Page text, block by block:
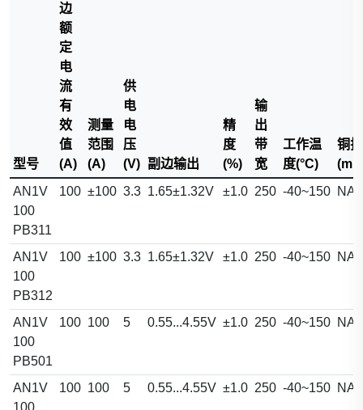
型号
边
额
定
电
流
有
效
值
(A)
测量
范围
(A)
供
电
电
压
(V) 副边输出
精
度
(%)
输
出
带
宽
工作温
度(°C)
铜排
AN1V
100
PB311
100 ±100 3.3 1.65±1.32V ±1.0 250 -40~150 NA
AN1V
100
PB312
100 ±100 3.3 1.65±1.32V ±1.0 250 -40~150 NA
AN1V
100
PB501
100 100 5 0.55...4.55V ±1.0 250 -40~150 NA
AN1V
100 100 5 0.55...4.55V ±1.0 250 -40~150 NA